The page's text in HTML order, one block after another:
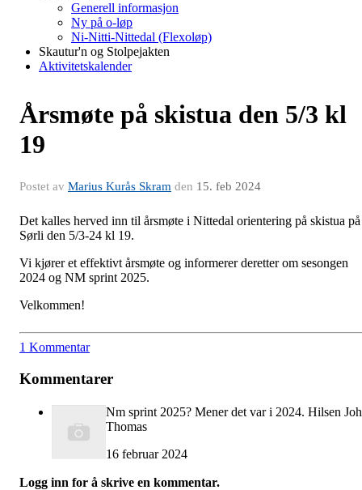
Generell informasjon
Ny på o-løp
Ni-Nitti-Nittedal (Flexoløp)
Skautur'n og Stolpejakten
Aktivitetskalender
Årsmøte på skistua den 5/3 kl
19
Postet av Marius Kurås Skram den 15. feb 2024
Det kalles herved inn til årsmøte i Nittedal orientering på skistua på
Sørli den 5/3-24 kl 19.
Vi kjører et effektivt årsmøte og informerer deretter om sesongen
2024 og NM sprint 2025.
Velkommen!
1 Kommentar
Kommentarer
Nm sprint 2025? Mener det var i 2024. Hilsen
Thomas
16 februar 2024
Logg inn for å skrive en kommentar.